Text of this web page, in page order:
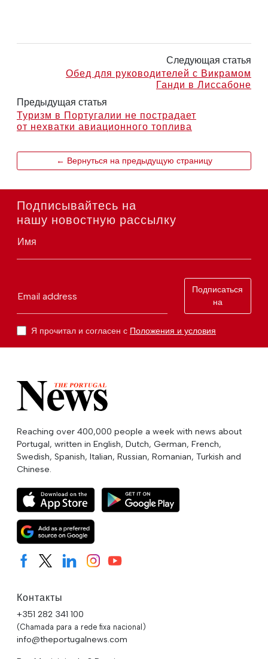
Следующая статья
Обед для руководителей с Викрамом
Ганди в Лиссабоне
Предыдущая статья
Туризм в Португалии не пострадает
от нехватки авиационного топлива
← Вернуться на предыдущую страницу
Подписывайтесь на
нашу новостную рассылку
Имя
Email address
Подписаться
на
Я прочитал и согласен с Положения и условия
Reaching over 400,000 people a week with news about
Portugal, written in English, Dutch, German, French,
Swedish, Spanish, Italian, Russian, Romanian, Turkish and
Chinese.
Контакты
+351 282 341 100
(Chamada para a rede fixa nacional)
info@theportugalnews.com